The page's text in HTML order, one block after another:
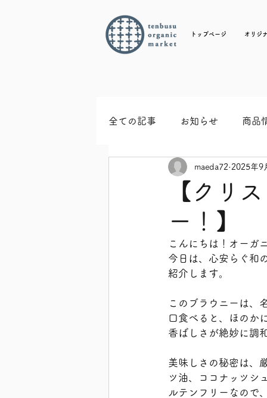
トップページ オリジ
全ての記事 お知らせ 商品
【クリ
ー！】
maeda72 2025年9
こんにちは！オーガ
今日は、心安らぐ和
紹介します。
このブラウニーは、
口食べると、ほのか
香ばしさが絶妙に調
美味しさの秘密は、
ツ油、ココナッツシ
ルテンフリーなので